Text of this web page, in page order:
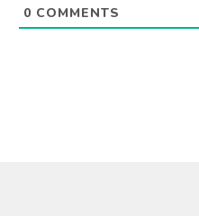
0 COMMENTS